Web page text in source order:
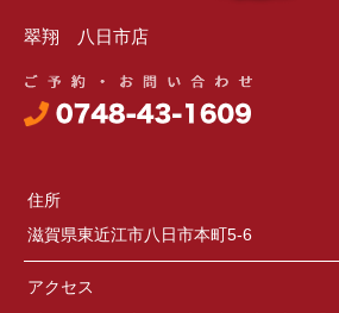
翠翔 八日市店
住所
滋賀県東近江市八日市本町5-6
アクセス